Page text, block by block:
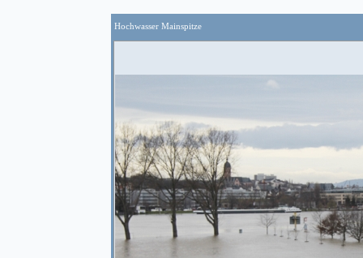
Hochwasser Mainspitze